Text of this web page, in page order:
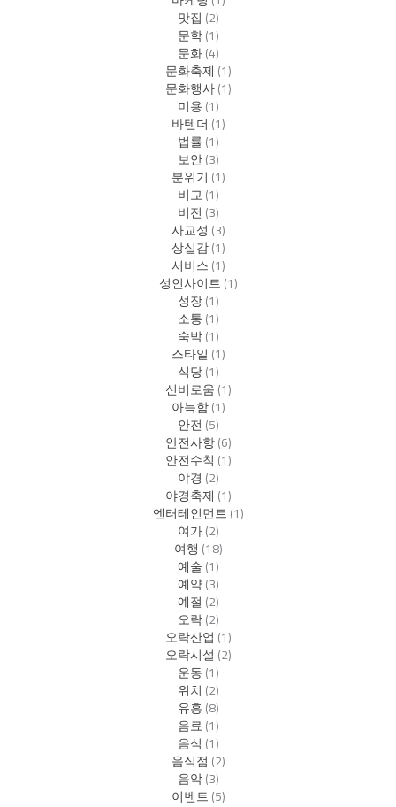
맛집 (2)
문학(1)
문화(4)
문화축제 (1)
문화행사(1)
미용(1)
바텐더 (1)
법률(1)
보안(3)
분위기 (1)
비교(1)
비전(3)
사교성 (3)
상실감(1)
서비스(1)
성인사이트(1)
성장(1)
소통(1)
숙박(1)
스타일 (1)
식당(1)
신비로움(1)
아늑함(1)
안전(5)
안전사항(6)
안전수칙 (1)
야경 (2)
야경축제 (1)
엔터테인먼트(1)
여가(2)
여행 (18)
예술(1)
예약(3)
예절 (2)
오락(2)
오락산업 (1)
오락시설 (2)
운동(1)
위치 (2)
유흥(8)
음료(1)
음식 (1)
음식점 (2)
음악(3)
이벤트(5)